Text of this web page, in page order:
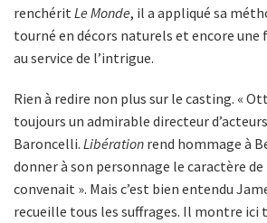
renchérit Le Monde, il a appliqué sa
tourné en décors naturels et encore une
au service de l’intrigue.
Rien à redire non plus sur le casting. «
toujours un admirable directeur
Baroncelli. Libération rend hommage à
donner à son personnage le caractère
convenait ». Mais c’est bien entendu
recueille tous les suffrages. Il montre ici